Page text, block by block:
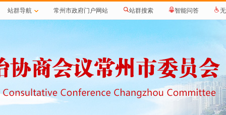
站群导航 常州市政府门户网站 站群搜索 智能问答